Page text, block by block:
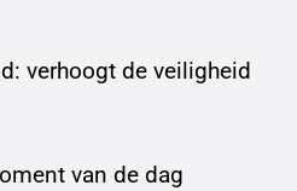
verhoogt de veiligheid
van de dag